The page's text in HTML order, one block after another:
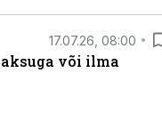
17.07.26, 08:00
või ilma